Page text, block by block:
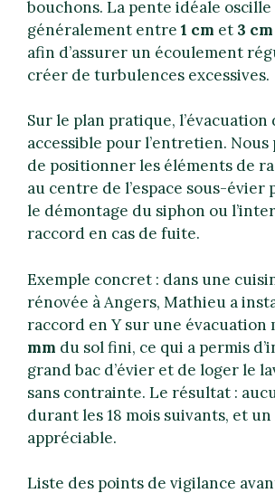
bouchons. La pente idéale oscille
généralement entre 1 cm et 3
afin d’assurer un écoulement
créer de turbulences excessives.
Sur le plan pratique,
accessible pour l’entretien.
de positionner les éléments de
au centre de l’espace sous-
le démontage du siphon ou
raccord en cas de fuite.
Exemple concret : dans une
rénovée à Angers, Mathieu a
raccord en Y sur une évacuation
mm du sol fini, ce qui a permis
grand bac d’évier et de loger le
sans contrainte. Le résultat :
durant les 18 mois suivants, et un
appréciable.
Liste des points de vigilance